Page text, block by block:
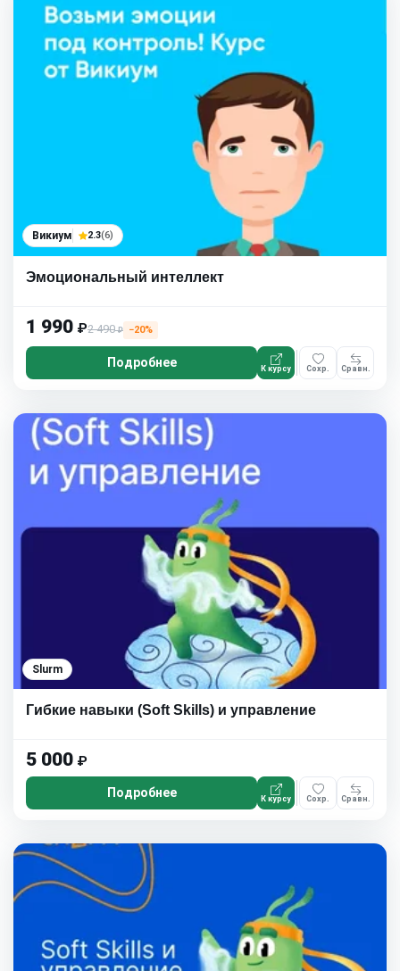
Викиум 2.3(6)
Эмоциональный интеллект
1 990 ₽2 490₽ −20%
Подробнее К курсу Сохр. Сравн.
Slurm
Гибкие навыки (Soft Skills) и управление
5 000 ₽
Подробнее К курсу Сохр. Сравн.